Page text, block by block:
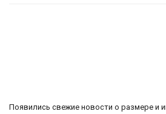
Появились свежие новости о размере и